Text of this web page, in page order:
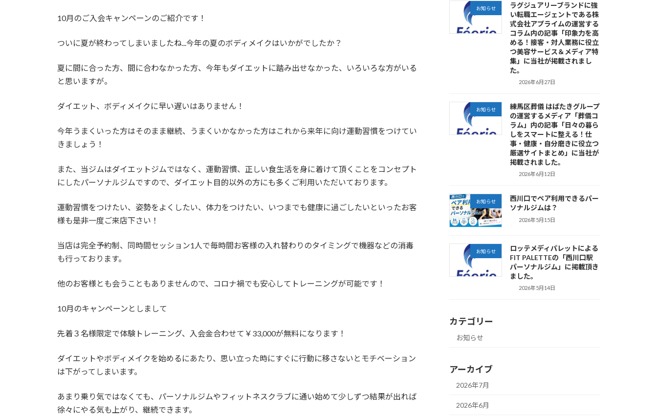
10月のご入会キャンペーンのご紹介です！
ついに夏が終わってしまいましたね...今年の夏のボディメイクはいかがでしたか？
夏に間に合った方、間に合わなかった方、今年もダイエットに踏み出せなかった、いろいろな方がいる
と思いますが。
ダイエット、ボディメイクに早い遅いはありません！
今年うまくいった方はそのまま継続、うまくいかなかった方はこれから来年に向け運動習慣をつけてい
きましょう！
また、当ジムはダイエットジムではなく、運動習慣、正しい食生活を身に着けて頂くことをコンセプト
にしたパーソナルジムですので、ダイエット目的以外の方にも多くご利用いただいております。
運動習慣をつけたい、姿勢をよくしたい、体力をつけたい、いつまでも健康に過ごしたいといったお客
様も是非一度ご来店下さい！
当店は完全予約制、同時間セッション1人で毎時間お客様の入れ替わりのタイミングで機器などの消毒
も行っております。
他のお客様とも会うこともありませんので、コロナ禍でも安心してトレーニングが可能です！
10月のキャンペーンとしまして
先着３名様限定で体験トレーニング、入会金合わせて￥33,000が無料になります！
ダイエットやボディメイクを始めるにあたり、思い立った時にすぐに行動に移さないとモチベーション
は下がってしまいます。
あまり乗り気ではなくても、パーソナルジムやフィットネスクラブに通い始めて少しずつ結果が出れば
徐々にやる気も上がり、継続できます。
お知らせ
ラグジュアリーブランドに強
い転職エージェントである株
式会社アプライムの運営する
コラム内の記事「印象力を高
める！接客・対人業務に役立
つ美容サービス＆メディア特
集」に当社が掲載されまし
た。
2026年6月27日
お知らせ
練馬区葬儀 はばたきグループ
の運営するメディア「葬儀コ
ラム」内の記事「日々の暮ら
しをスマートに整える！仕
事・健康・自分磨きに役立つ
厳選サイトまとめ」に当社が
掲載されました。
2026年6月12日
お知らせ
西川口でペア利用できるパー
ソナルジムは？
2026年5月15日
お知らせ
ロッテメディパレットによる
FIT PALETTEの「西川口駅
パーソナルジム」に掲載頂き
ました。
2026年5月14日
カテゴリー
お知らせ
アーカイブ
2026年7月
2026年6月